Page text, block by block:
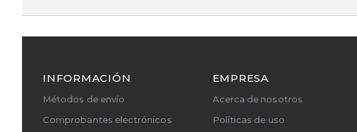
INFORMACIÓN
Métodos de envío
Comprobantes electrónicos
EMPRESA
Acerca de nosotros
Políticas de uso